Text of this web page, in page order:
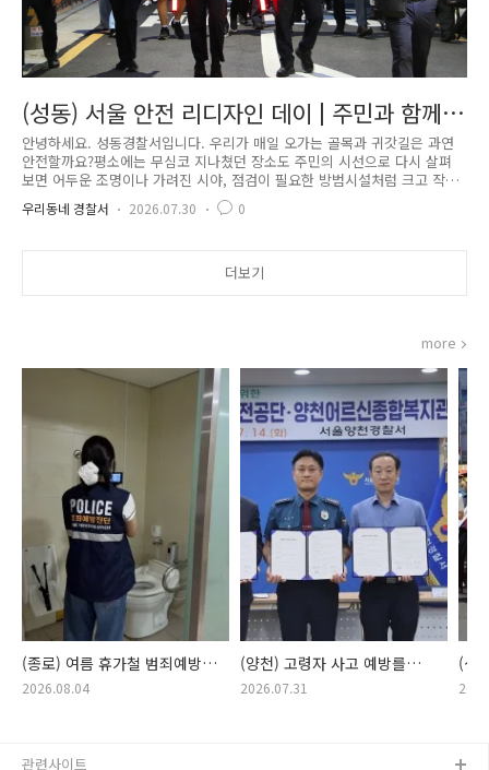
(성동) 서울 안전 리디자인 데이 | 주민과 함께
현장을 살피고, 더 안전한 일상을 만들어갑니다
안녕하세요. 성동경찰서입니다. 우리가 매일 오가는 골목과 귀갓길은 과연
안전할까요?평소에는 무심코 지나쳤던 장소도 주민의 시선으로 다시 살펴
보면 어두운 조명이나 가려진 시야, 점검이 필요한 방범시설처럼 크고 작
은 안전 취약요소를 발견할 수 있습니다. 성동경찰서는 이러한 생활 속 위
험요인을 현장에서 직접 확인하고,주민의 목소리를 치안 활동에 반영하기
니다.지역의 안전은 어느 한 기관의 노력만으로 완성되는 것이 아닌 만큼,
우리동네 경찰서 2026.07.30 0
더보기
more
(종로) 여름 휴가철 범죄예방
활동 실시
2026.08.04
(양천) 고령자 사고 예방를
위한 양천서-
2026.07.31
(성
데
관련사이트